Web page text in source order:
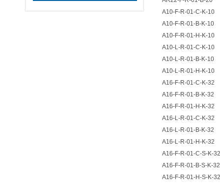
A10-F-R-01-C-K-10
A10-F-R-01-B-K-10
A10-F-R-01-H-K-10
A10-L-R-01-C-K-10
A10-L-R-01-B-K-10
A10-L-R-01-H-K-10
A16-F-R-01-C-K-32
A16-F-R-01-B-K-32
A16-F-R-01-H-K-32
A16-L-R-01-C-K-32
A16-L-R-01-B-K-32
A16-L-R-01-H-K-32
A16-F-R-01-C-S-K-32
A16-F-R-01-B-S-K-32
A16-F-R-01-H-S-K-32